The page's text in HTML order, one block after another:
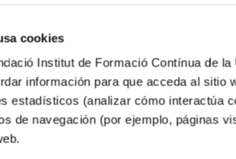
cookies
Institut de Formació Contínua de
información para que acceda al
estadísticos (analizar cómo interactúa
de navegación (por ejemplo, páginas